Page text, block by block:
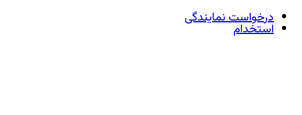
درخواست نمایندگی
استخدام